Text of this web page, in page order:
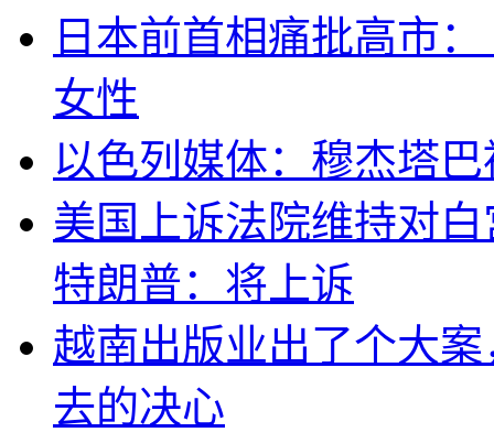
日本前首相痛批高市
女性
以色列媒体：穆杰塔
美国上诉法院维持对
特朗普：将上诉
越南出版业出了个大
去的决心